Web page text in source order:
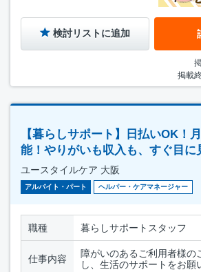
検討リストに追加
掲載
【暮らしサポート】日払いOK！
能！やりがいも収入も、すぐ目に
ユースタイルケア 大阪
アルバイト・パート ヘルパー・ケアマネージャー
職種 暮らしサポートスタッフ
仕事内容
障がいのあるご利用者様の
し、生活のサポートをお願